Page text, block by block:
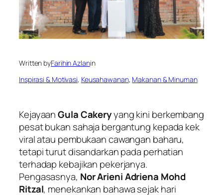
Written byFarihin Azlanin
Inspirasi & Motivasi, Keusahawanan, Makanan & Minuman
KejayaanGula Cakeryyang kini berkembang
pesat bukan sahaja bergantung kepada kek
viral atau pembukaan cawangan baharu,
tetapi turut disandarkan pada perhatian
terhadap kebajikan pekerjanya.
Pengasasnya, Nor Arieni Adriena Mohd
Ritzal, menekankan bahawa sejak hari